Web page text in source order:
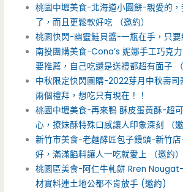
桃園中壢美食-北海道小圓餅-親愛的
了，而且更鬆軟好吃 （邀約）
桃園快閃-幽靈鮭貝醬-一瓶在手，只
南投團購美食-Cona’s 妮娜手工巧克
要推薦，自己吃還是送禮都超有面子 （
中秋限定快閃團購-2022芽月中秋壽司
兩個禮拜，想吃只有現在！！
桃園中壢美食-再來鴨 酥皮蛋黃酥-超
心，撩妹酥特殊口感讓人印象深刻 （邀
新竹市美食-老麵酵匠包子饅頭-新竹
好，滿滿餡料讓人一吃就愛上 （邀約）
桃園區美食-阿仁牛軋餅 Rren
材實料連土地公都不肯放手 (邀約)